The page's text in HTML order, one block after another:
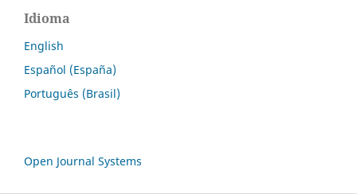
Idioma
English
Español (España)
Português (Brasil)
Open Journal Systems